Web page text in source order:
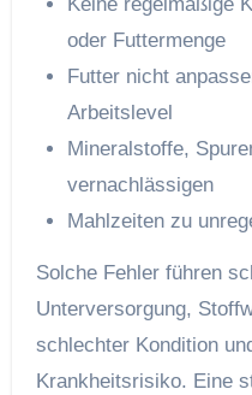
oder Futtermenge
Futter nicht
Arbeitslevel
Mineralstoffe,
vernachlässigen
Mahlzeiten zu
Solche Fehler führen
Unterversorgung,
schlechter Kondition
Krankheitsrisiko. Eine